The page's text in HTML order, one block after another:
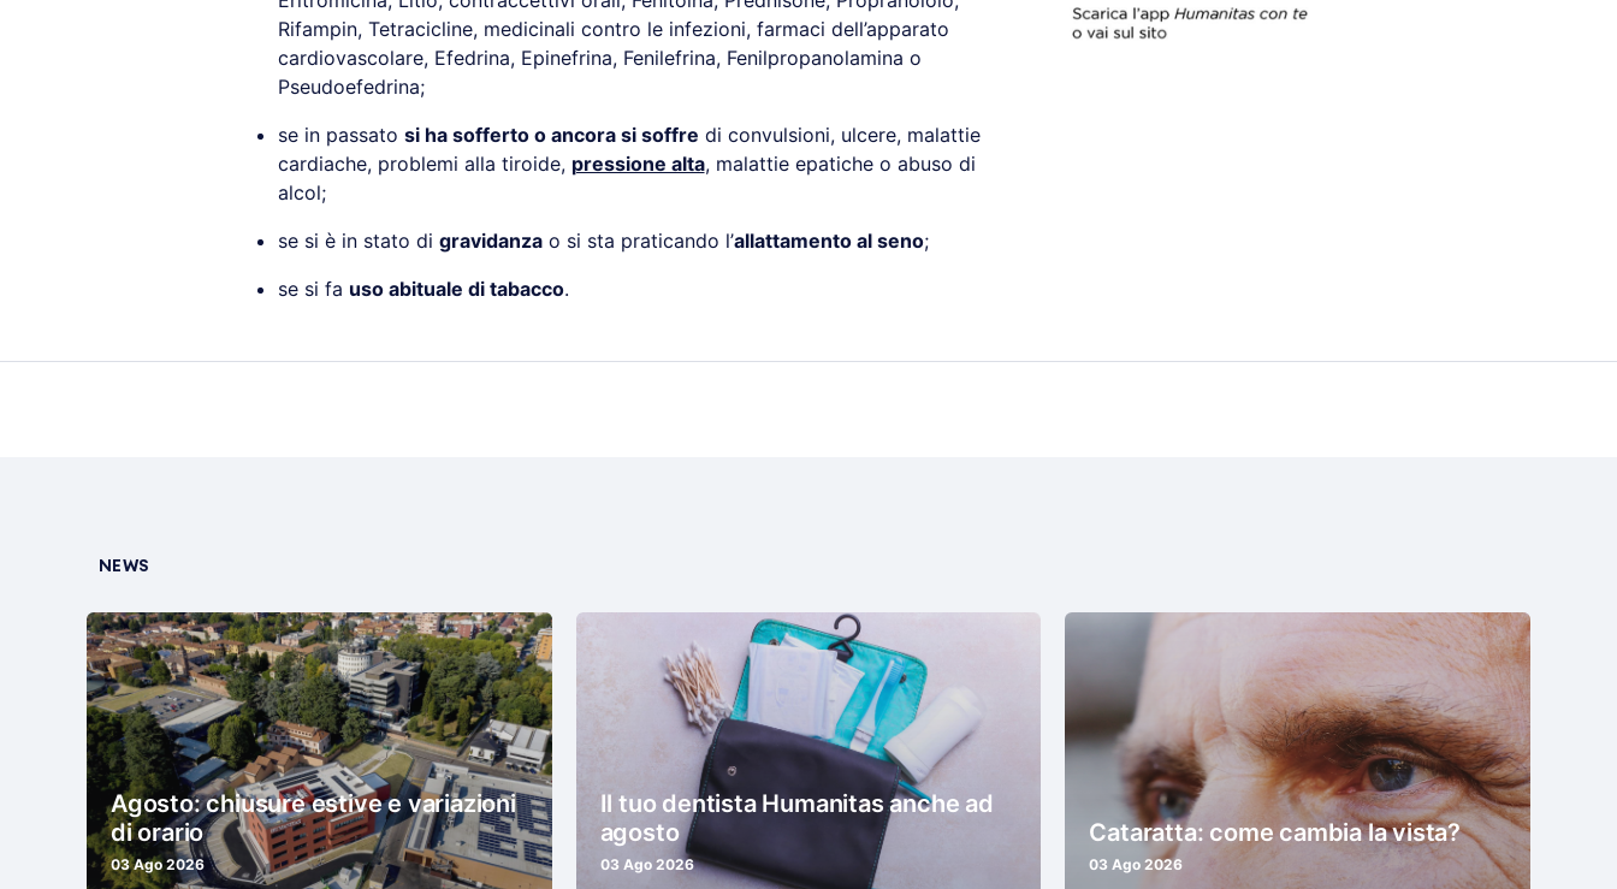
Rifampin, Tetracicline, medicinali contro le infezioni, farmaci dell’apparato
cardiovascolare, Efedrina, Epinefrina, Fenilefrina, Fenilpropanolamina o
Pseudoefedrina;
se in passato si ha sofferto o ancora si soffre di convulsioni, ulcere, malattie
cardiache, problemi alla tiroide, pressione alta, malattie epatiche o abuso di
alcol;
se si è in stato di gravidanzao si sta praticando l’allattamento al seno;
se si fa uso abituale di tabacco.
NEWS
Agosto: chiusure estive e variazioni
di orario
03 Ago 2026
Il tuo dentista Humanitas anche ad
agosto
03 Ago 2026
Cataratta: come cambia la vista?
03 Ago 2026